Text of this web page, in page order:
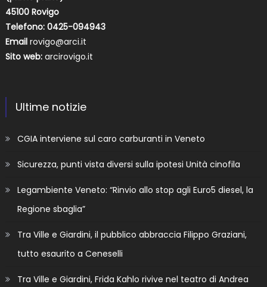
45100 Rovigo
Telefono: 0425-094943
Email rovigo@arci.it
Sito web: arcirovigo.it
Ultime notizie
CGIA interviene sul caro carburanti in Veneto
Sicurezza, punti vista diversi sulla ipotesi Unità cinofila
Legambiente Veneto: “Rinvio allo stop agli Euro5 diesel, la
Regione sbaglia”
Tra Ville e Giardini, il pubblico abbraccia Filippo Graziani,
tutto esaurito a Ceneselli
Tra Ville e Giardini, Frida Kahlo rivive nel teatro di Andrea